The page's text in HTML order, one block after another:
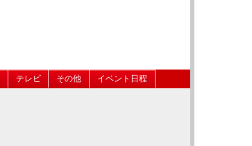
テレビ その他 イベント日程